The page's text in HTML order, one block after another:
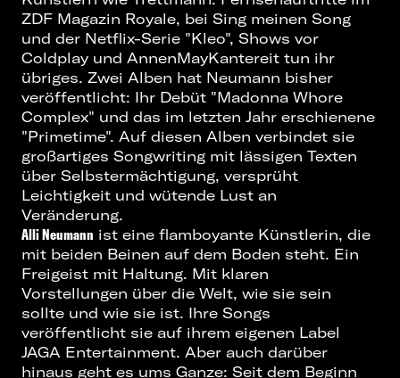
ZDF Magazin Royale, bei Sing meinen Song
und der Netflix-Serie "Kleo", Shows vor
Coldplay und AnnenMayKantereit tun ihr
übriges. Zwei Alben hat Neumann bisher
veröffentlicht: Ihr Debüt "Madonna Whore
Complex" und das im letzten Jahr erschienene
"Primetime". Auf diesen Alben verbindet sie
großartiges Songwriting mit lässigen Texten
über Selbstermächtigung, versprüht
Leichtigkeit und wütende Lust an
Veränderung.
Alli Neumann ist eine flamboyante Künstlerin, die
mit beiden Beinen auf dem Boden steht. Ein
Freigeist mit Haltung. Mit klaren
Vorstellungen über die Welt, wie sie sein
sollte und wie sie ist. Ihre Songs
veröffentlicht sie auf ihrem eigenen Label
JAGA Entertainment. Aber auch darüber
hinaus geht es ums Ganze: Seit dem Beginn